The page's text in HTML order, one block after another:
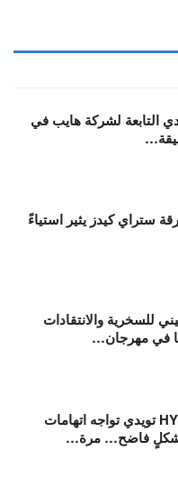
التابعة لشركة هايب في
ستراي كيدز يثير استياءً
للسخرية والانتقادات
في مهرجان…
فرقة فتيات HYBE تويدي تواجه اتهامات
بشكلٍ فاضح… مرة…